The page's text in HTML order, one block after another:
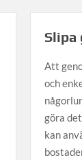
Slipa
Att
och
göra
kan